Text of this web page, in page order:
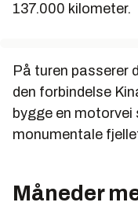
137.000 kilometer.
På turen passerer
den forbindelse
bygge en
monumentale
Måneder